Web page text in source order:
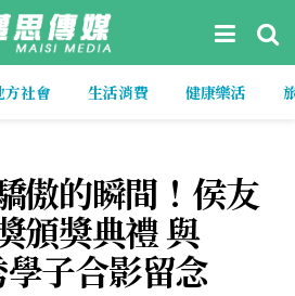
方社會 生活消費 健康樂活
傲的瞬間！侯友
頒獎典禮 與
子合影留念